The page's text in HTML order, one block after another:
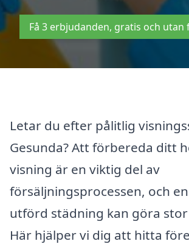
Få 3 erbjudanden, gratis och
Letar du efter pålitlig
Gesunda? Att förbereda ditt
visning är en viktig del av
försäljningsprocessen, och
utförd städning kan göra
Här hjälper vi dig att hitta